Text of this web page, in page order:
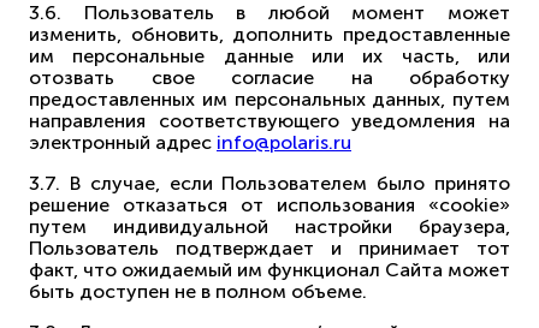
3.6. Пользователь в любой момент может
изменить, обновить, дополнить предоставленные
им персональные данные или их часть, или
отозвать свое согласие на обработку
предоставленных им персональных данных, путем
направления соответствующего уведомления на
электронный адрес info@polaris.ru
3.7. В случае, если Пользователем было принято
решение отказаться от использования «cookie»
путем индивидуальной настройки браузера,
Пользователь подтверждает и принимает тот
факт, что ожидаемый им функционал Сайта может
быть доступен не в полном объеме.